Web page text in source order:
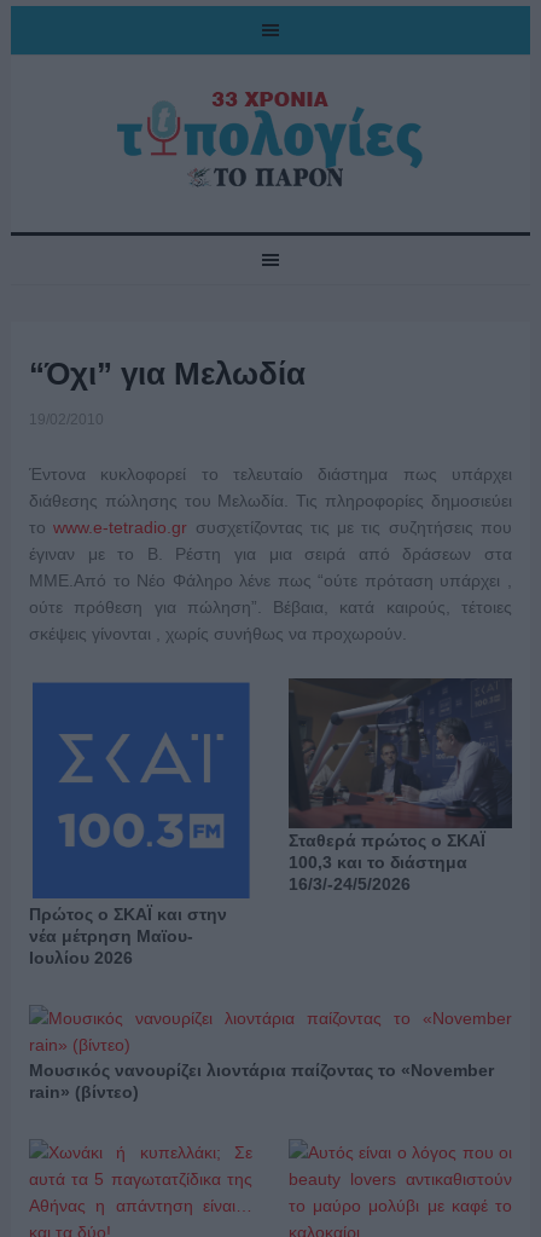
“Όχι” για Μελωδία
19/02/2010
Έντονα κυκλοφορεί το τελευταίο διάστημα πως υπάρχει
διάθεσης πώλησης του Μελωδία. Τις πληροφορίες δημοσιεύει
τοwww.e-tetradio.gr συσχετίζοντας τις με τις συζητήσεις που
έγιναν με το Β. Ρέστη για μια σειρά από δράσεων στα
ΜΜΕ.Από το Νέο Φάληρο λένε πως “ούτε πρόταση υπάρχει ,
ούτε πρόθεση για πώληση”. Βέβαια, κατά καιρούς, τέτοιες
σκέψεις γίνονται , χωρίς συνήθως να προχωρούν.
Πρώτος ο ΣΚΑΪ και στην
νέα μέτρηση Μαϊου-
Ιουλίου 2026
Σταθερά πρώτος ο ΣΚΑΪ
100,3 και το διάστημα
16/3/-24/5/2026
Μουσικός νανουρίζει λιοντάρια παίζοντας το «November
rain» (βίντεο)